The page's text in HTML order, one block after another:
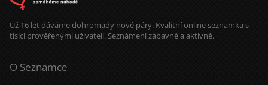
Už 16 let dáváme dohromady nové páry. Kvalitní online seznamka s
tisíci prověřenými uživateli. Seznámení zábavně a aktivně.
O Seznamce